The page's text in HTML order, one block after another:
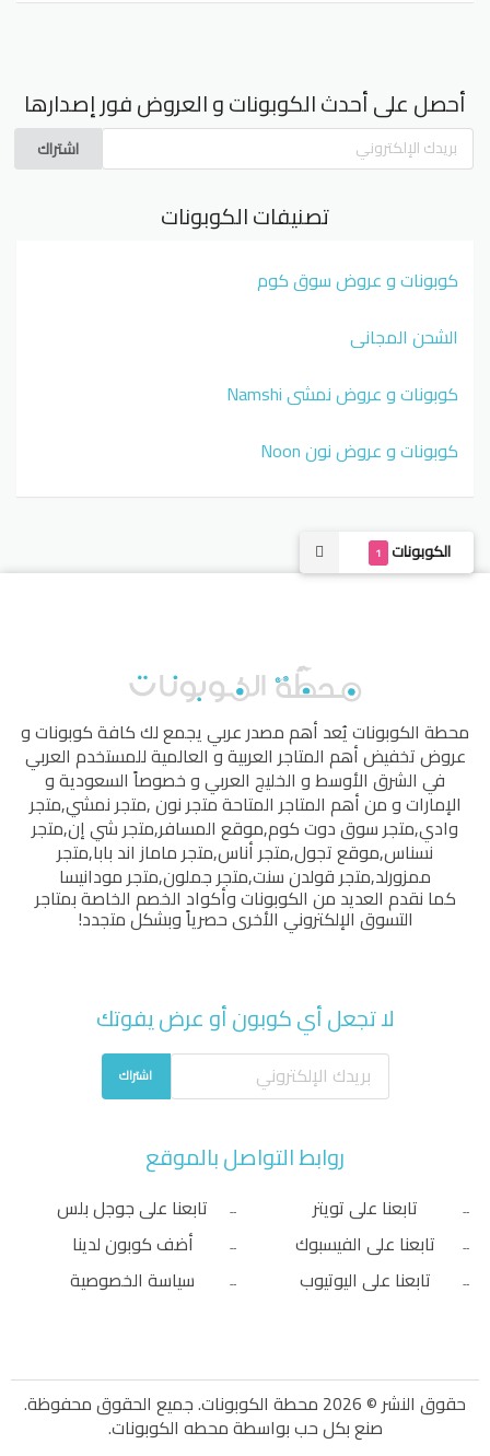
الكوبونات 1
أحصل على أحدث الكوبونات و العروض فور إصدارها
اشتراك
تصنيفات الكوبونات
كوبونات و عروض سوق كوم
الشحن المجاني
كوبونات و عروض نمشي Namshi
كوبونات و عروض نون Noon
محطة الكوبوناتيُعد أهم مصدر عربي يجمع لك كافة كوبونات و
عروض تخفيض أهم المتاجر العربية و العالمية للمستخدم العربي
في الشرق الأوسط و الخليج العربي و خصوصاً السعودية و
الإمارات و من أهم المتاجر المتاحةمتجر نون,متجر نمشي,متجر
وادي,متجر سوق دوت كوم,موقع المسافر,متجر شي إن,متجر
نسناس,موقع تجول,متجر أناس,متجر ماماز اند بابا,متجر
ممزورلد,متجر قولدن سنت,متجر جملون,متجر مودانيسا
كما نقدم العديد من الكوبونات وأكواد الخصم الخاصة بمتاجر
التسوق الإلكتروني الأخرى حصرياً وبشكل متجدد!
لا تجعل أي كوبون أو عرض يفوتك
اشتراك
روابط التواصل بالموقع
تابعنا على تويتر
تابعنا على الفيسبوك
تابعنا على اليوتيوب
تابعنا على جوجل بلس
أضف كوبون لدينا
سياسة الخصوصية
حقوق النشر © 2026 محطة الكوبونات. جميع الحقوق محفوظة.
صنع بكل حب بواسطةمحطه الكوبونات.